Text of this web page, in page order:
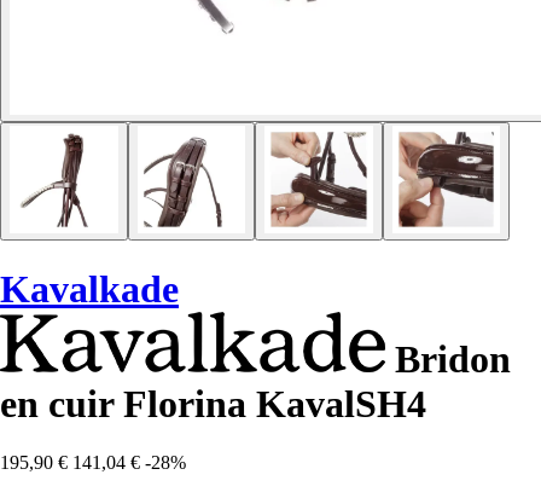
Kavalkade
Bridon
en cuir Florina KavalSH4
195,90 € 141,04 € -28%